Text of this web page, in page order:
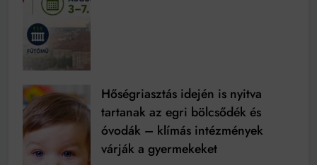
Hőségriasztás idején is nyitva
tartanak az egri bölcsődék és
óvodák – klímás intézmények
várják a gyermekeket